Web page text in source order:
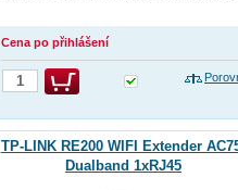
Cena po přihlášení
TP-LINK RE200 WIFI Extender
Dualband 1xRJ45